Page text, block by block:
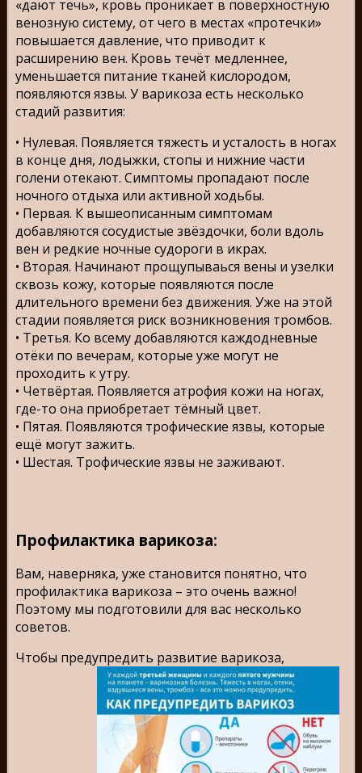
«дают течь», кровь проникает в поверхностную
венозную систему, от чего в местах «протечки»
повышается давление, что приводит к
расширению вен. Кровь течёт медленнее,
уменьшается питание тканей кислородом,
появляются язвы. У варикоза есть несколько
стадий развития:
• Нулевая. Появляется тяжесть и усталость в ногах
в конце дня, лодыжки, стопы и нижние части
голени отекают. Симптомы пропадают после
ночного отдыха или активной ходьбы.
• Первая. К вышеописанным симптомам
добавляются сосудистые звёздочки, боли вдоль
вен и редкие ночные судороги в икрах.
• Вторая. Начинают прощупываься вены и узелки
сквозь кожу, которые появляются после
длительного времени без движения. Уже на этой
стадии появляется риск возникновения тромбов.
• Третья. Ко всему добавляются каждодневные
отёки по вечерам, которые уже могут не
проходить к утру.
• Четвёртая. Появляется атрофия кожи на ногах,
где-то она приобретает тёмный цвет.
• Пятая. Появляются трофические язвы, которые
ещё могут зажить.
• Шестая. Трофические язвы не заживают.
Профилактика варикоза:
Вам, наверняка, уже становится понятно, что
профилактика варикоза – это очень важно!
Поэтому мы подготовили для вас несколько
советов.
Чтобы предупредить развитие варикоза,